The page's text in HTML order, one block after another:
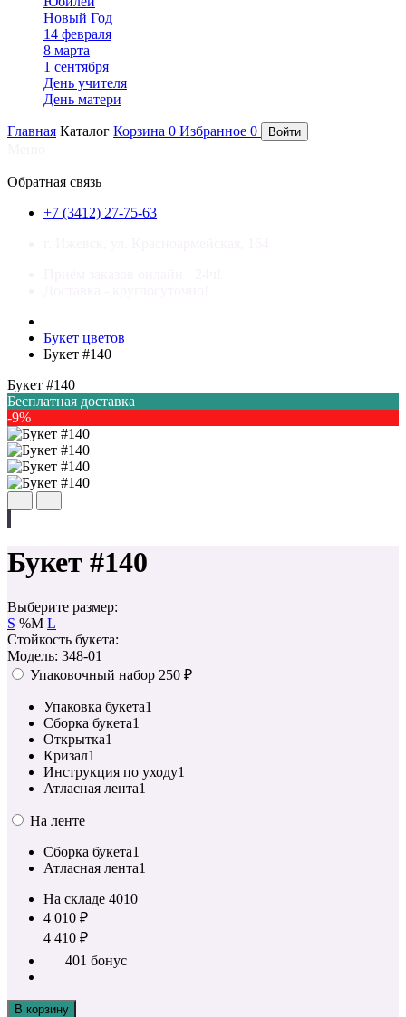
Новый Год
14 февраля
8 марта
1 сентября
День учителя
День матери
Главная Каталог Корзина 0 Избранное 0 Войти
Обратная связь
+7 (3412) 27-75-63
Букет цветов
Букет #140
Букет #140
Бесплатная доставка
-9%
Букет #140
Выберите размер:
S %M L
Стойкость букета:
Модель: 348-01
Упаковочный набор 250 ₽
Упаковка букета1
Сборка букета1
Открытка1
Кризал1
Инструкция по уходу1
Атласная лента1
На ленте
Сборка букета1
Атласная лента1
На складе 4010
4 010 ₽
4 410 ₽
401 бонус
В корзину